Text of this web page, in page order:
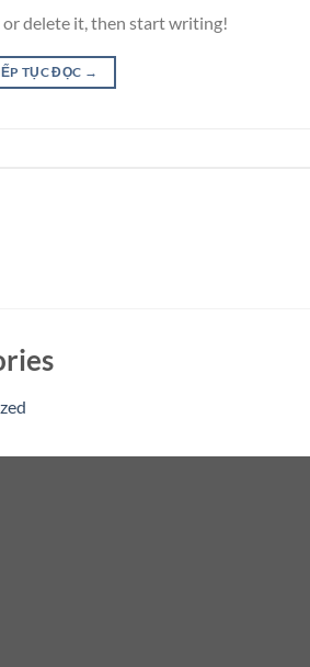
delete it, then start writing!
TỤC ĐỌC →